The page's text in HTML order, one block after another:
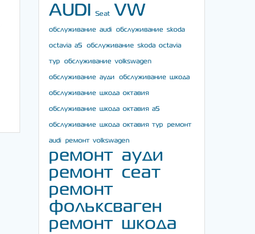
AUDI Seat VW
обслуживание audi обслуживание skoda
octavia a5 обслуживание skoda octavia
тур обслуживание volkswagen
обслуживание ауди обслуживание шкода
обслуживание шкода октавия
обслуживание шкода октавия а5
обслуживание шкода октавия тур ремонт
audi ремонт volkswagen
ремонт ауди
ремонт сеат
ремонт
фольксваген
ремонт шкода